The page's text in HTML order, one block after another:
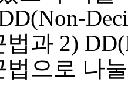
법과 2)
법으로 나